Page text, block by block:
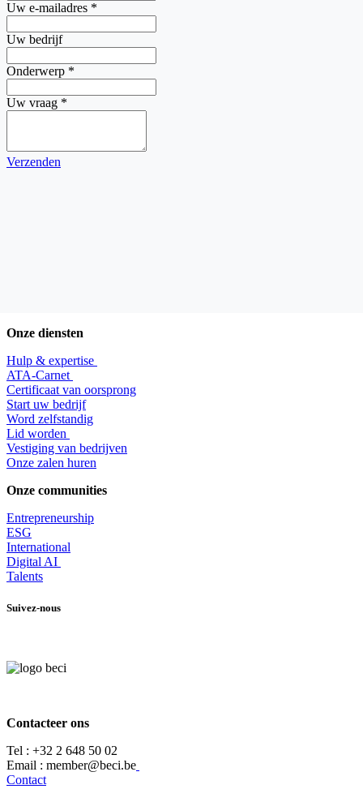
Uw e-mailadres *
Uw bedrijf
Onderwerp *
Uw vraag *
Verzenden
Onze diensten
Hulp & expertise
​ATA-Carnet
Certificaat van oorsprong
Start uw bedrijf
Word zelfstandig
Lid worden
​Vestiging van bedrijven
Onze zalen huren
Onze communities
Entrepreneurship
ESG
International
Digital AI
Talents
Suivez-nous
Contacteer ons
Tel : +32 2 648 50 02​
​​Email : member@beci.be
Contact